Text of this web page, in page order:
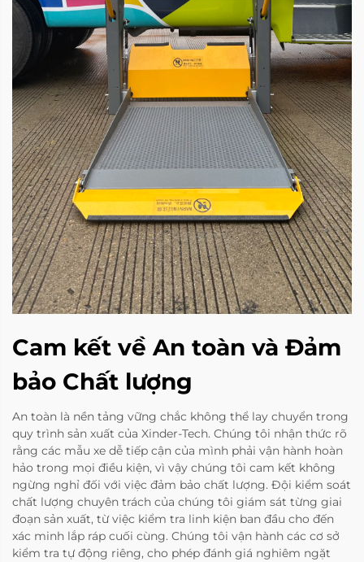
Cam kết về An toàn và Đảm
bảo Chất lượng
An toàn là nền tảng vững chắc không thể lay chuyển trong
quy trình sản xuất của Xinder-Tech. Chúng tôi nhận thức rõ
rằng các mẫu xe dễ tiếp cận của mình phải vận hành hoàn
hảo trong mọi điều kiện, vì vậy chúng tôi cam kết không
ngừng nghỉ đối với việc đảm bảo chất lượng. Đội kiểm soát
chất lượng chuyên trách của chúng tôi giám sát từng giai
đoạn sản xuất, từ việc kiểm tra linh kiện ban đầu cho đến
xác minh lắp ráp cuối cùng. Chúng tôi vận hành các cơ sở
kiểm tra tự động riêng, cho phép đánh giá nghiêm ngặt